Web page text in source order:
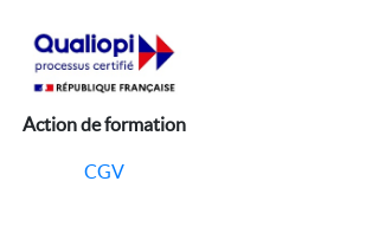
Action de formation
CGV